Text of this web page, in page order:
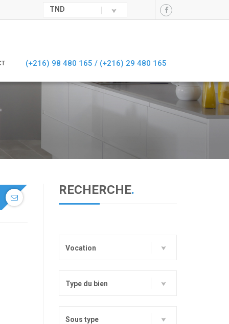
TND
(+216) 98 480 165 / (+216) 29 480 165
RECHERCHE.
Vocation
Type du bien
Sous type